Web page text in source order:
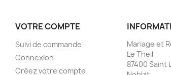
VOTRE COMPTE
Suivi de commande
Connexion
Créez votre compte
Mariage et
Le Theil
87400 Saint